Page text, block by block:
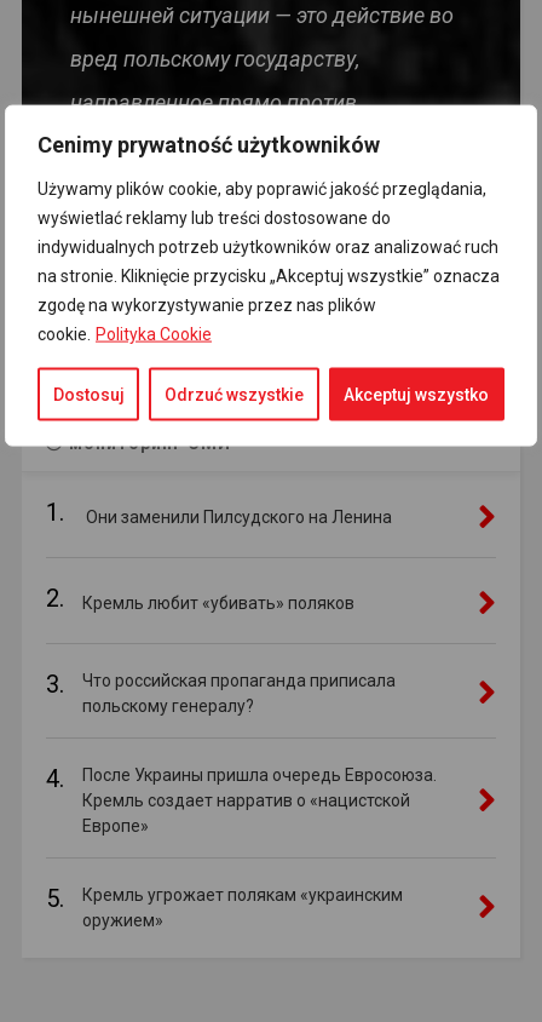
Cenimy prywatność użytkowników
Używamy plików cookie, aby poprawić jakość przeglądania,
wyświetlać reklamy lub treści dostosowane do
indywidualnych potrzeb użytkowników oraz analizować ruch
na stronie. Kliknięcie przycisku „Akceptuj wszystkie” oznacza
zgodę na wykorzystywanie przez nas plików
cookie.
Polityka Cookie
Dostosuj Odrzuć wszystkie Akceptuj wszystko
нынешней ситуации — это действие во
вред польскому государству,
направленное прямо против
безопасности Родины и её граждан.
Глупость, а тем более политические
взгляды, не должны рассматриваться
как смягчающее обстоятельство.
- премьер-министр Donald Tusk
мониторинг СМИ
1. Они заменили Пилсудского на Ленина
2. Кремль любит «убивать» поляков
3.
Что российская пропаганда приписала
польскому генералу?
4.
После Украины пришла очередь Евросоюза.
Кремль создает нарратив о «нацистской
Европе»
5.
Кремль угрожает полякам «украинским
оружием»